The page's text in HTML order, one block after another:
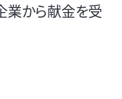
業から献金を受